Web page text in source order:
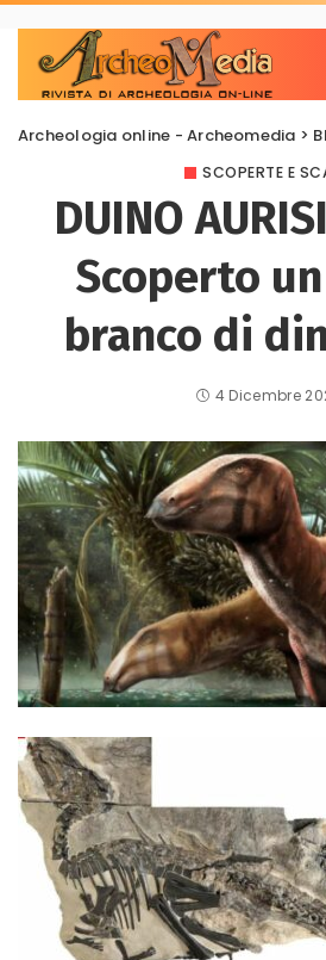
Archeologia online - Archeomedia >
SCOPERTE E
DUINO
Scoperto
branco di
4 Dicembre